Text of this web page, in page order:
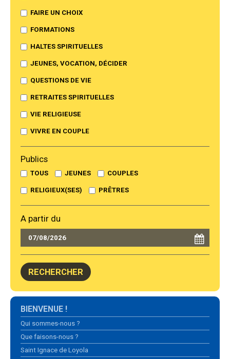
FAIRE UN CHOIX
FORMATIONS
HALTES SPIRITUELLES
JEUNES, VOCATION, DÉCIDER
QUESTIONS DE VIE
RETRAITES SPIRITUELLES
VIE RELIGIEUSE
VIVRE EN COUPLE
Publics
TOUS JEUNES COUPLES
RELIGIEUX(SES) PRÊTRES
A partir du
Navigation
BIENVENUE !
Qui sommes-nous ?
Que faisons-nous ?
Saint Ignace de Loyola